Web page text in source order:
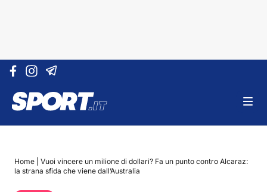
Vai al contenuto
Home
Vuoi vincere un milione di dollari? Fa un punto contro Alcaraz:
la strana sfida che viene dall’Australia